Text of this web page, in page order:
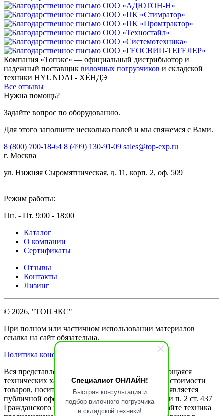
Специалист ОНЛАЙН!
Быстрая консультация и
подбор вилочного погрузчика
и складской техники!
Компания «Топэкс» — официальный дистрибьютор и
надежный поставщик вилочных погрузчиков и складской
техники HYUNDAI - ХЁНДЭ
Все отзывы
Нужна помощь?
Задайте вопрос по оборудованию.
Для этого заполните несколько полей и мы свяжемся с Вами.
8 (800) 700-18-64 8 (499) 130-91-09 sales@top-exp.ru
г. Москва
ул. Нижняя Сыромятническая, д. 11, корп. 2, оф. 509
Режим работы:
Пн. - Пт. 9:00 - 18:00
Каталог
О компании
Сертификаты
Отзывы
Контакты
Лизинг
© 2026, "ТОПЭКС"
При полном или частичном использовании материалов
ссылка на сайт обязательна.
Политика конфиденциальности
Вся представленная на сайте информация, касающаяся
технических характеристик, наличия на складе, стоимости
товаров, носит информационный характер и не является
публичной офертой, определяемой положениями п. 2 ст. 437
Гражданского кодекса РФ. Представленная на сайте техника